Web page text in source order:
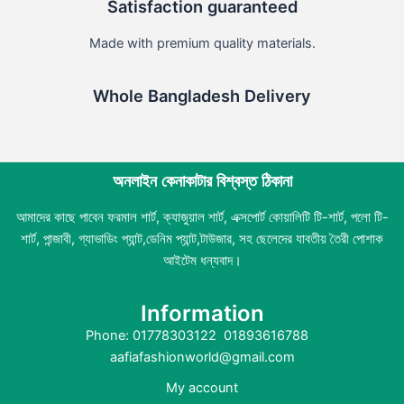
Satisfaction guaranteed
Made with premium quality materials.
Whole Bangladesh Delivery
অনলাইন কেনাকাটার বিশ্বস্ত ঠিকানা
আমাদের কাছে পাবেন ফরমাল শার্ট, ক্যাজুয়াল শার্ট, এক্সপোর্ট কোয়ালিটি টি-শার্ট, পলো টি-
শার্ট, পান্জাবী, গ্যাভাডিং প্যান্ট,ডেনিম প্যান্ট,টাউজার, সহ ছেলেদের যাবতীয় তৈরী পোশাক
আইটেম ধন্যবাদ।
Information
Phone: 01778303122 01893616788
aafiafashionworld@gmail.com
My account